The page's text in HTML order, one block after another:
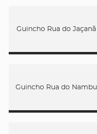
Guincho Rua do Jaçanã
Guincho Rua do Nambu